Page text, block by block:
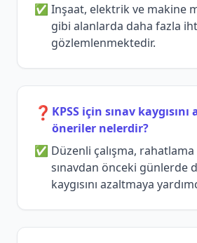
Inşaat, elektrik ve makine
gibi alanlarda daha fazla
gözlemlenmektedir.
❓ KPSS için sınav
öneriler nelerdir?
Düzenli çalışma,
sınavdan önceki günlerde
kaygısını azaltmaya